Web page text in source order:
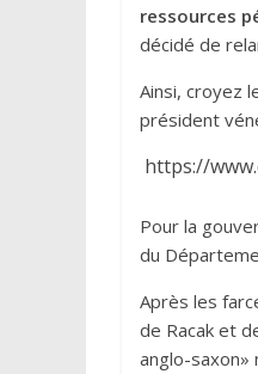
ressources
décidé de
Ainsi, croyez
président
https://
Pour la
du
Après les
de Racak et
anglo-saxon»